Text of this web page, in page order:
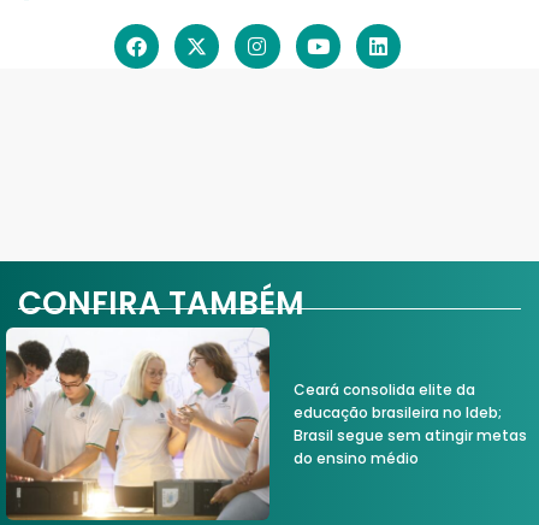
CONFIRA TAMBÉM
Ceará consolida elite da
educação brasileira no Ideb;
Brasil segue sem atingir metas
do ensino médio